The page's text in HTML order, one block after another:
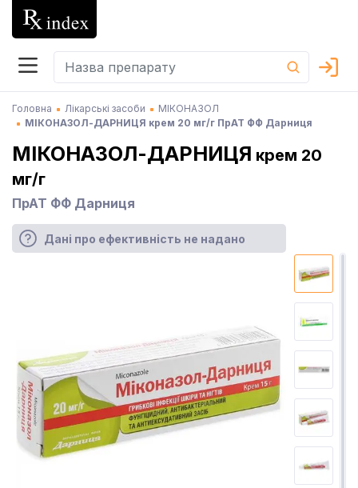
Головна Лікарські засоби
МІКОНАЗОЛ
МІКОНАЗОЛ-ДАРНИЦЯ крем 20 мг/г ПрАТ ФФ Дарниця
МІКОНАЗОЛ-ДАРНИЦЯ крем 20
мг/г
ПрАТ ФФ Дарниця
Дані про ефективність не надано